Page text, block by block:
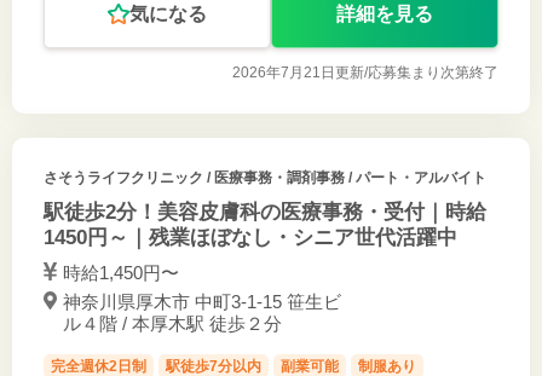
気になる 詳細を見る
2026年7月21日更新/応募集まり次第終了
さそうライフクリニック / 医療事務・調剤事務 / パート・アルバイト
駅徒歩2分！美容皮膚科の医療事務・受付｜時給
1450円～｜残業ほぼなし・シニア世代活躍中
時給1,450円〜
神奈川県厚木市 中町3-1-15 笹生ビ
ル４階 / 本厚木駅 徒歩２分
完全週休2日制 駅徒歩7分以内 副業可能
制服あり